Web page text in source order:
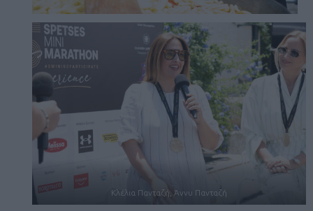
Κλέλια Πανταζή, Άννυ Πανταζή